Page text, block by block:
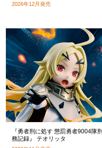
2026年12月発売
『勇者刑に処す 懲罰勇者9004隊刑
務記録』 テオリッタ